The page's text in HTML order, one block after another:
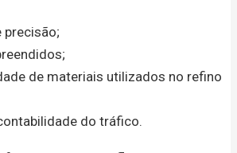
precisão;
de materiais utilizados no refino
do tráfico.